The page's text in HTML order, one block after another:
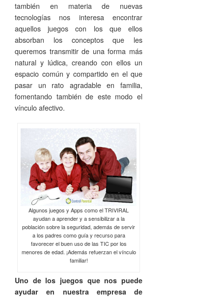
también en materia de nuevas
tecnologías nos interesa encontrar
aquellos juegos con los que ellos
absorban los conceptos que les
queremos transmitir de una forma más
natural y lúdica, creando con ellos un
espacio común y compartido en el que
pasar un rato agradable en familia,
fomentando también de este modo el
vínculo afectivo.
Algunos juegos y Apps como el TRIVIRAL
ayudan a aprender y a sensibilizar a la
población sobre la seguridad, además de servir
a los padres como guía y recurso para
favorecer el buen uso de las TIC por los
menores de edad. ¡Además refuerzan el vínculo
familiar!
Uno de los juegos que nos puede
ayudar en nuestra empresa de